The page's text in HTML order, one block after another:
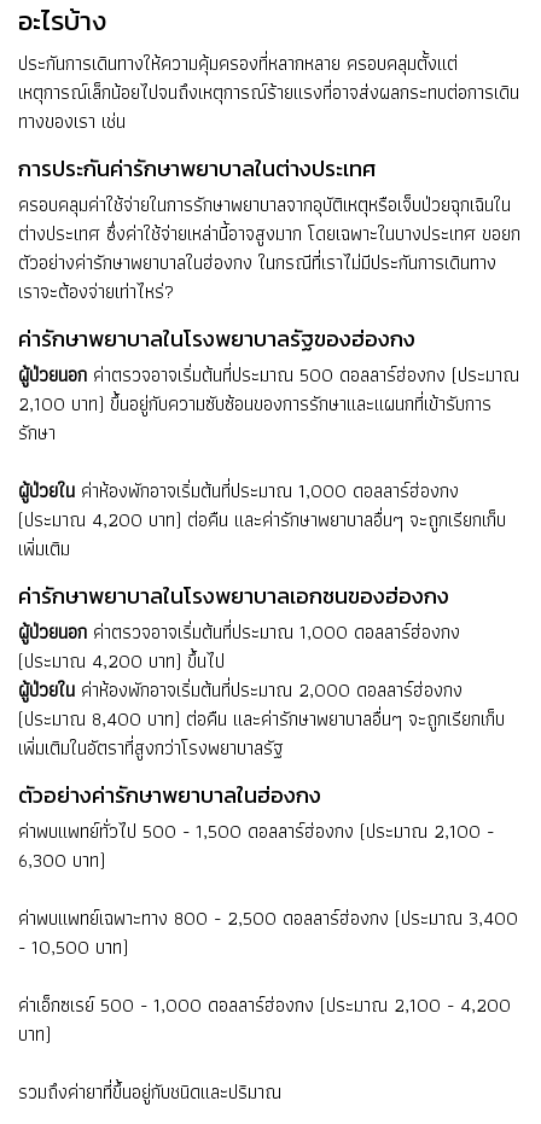
อะไรบ้าง
ประกันการเดินทางให้ความคุ้มครองที่หลากหลาย ครอบคลุมตั้งแต่
เหตุการณ์เล็กน้อยไปจนถึงเหตุการณ์ร้ายแรงที่อาจส่งผลกระทบต่อการเดิน
ทางของเรา เช่น
การประกันค่ารักษาพยาบาลในต่างประเทศ
ครอบคลุมค่าใช้จ่ายในการรักษาพยาบาลจากอุบัติเหตุหรือเจ็บป่วยฉุกเฉินใน
ต่างประเทศ ซึ่งค่าใช้จ่ายเหล่านี้อาจสูงมาก โดยเฉพาะในบางประเทศ ขอยก
ตัวอย่างค่ารักษาพยาบาลในฮ่องกง ในกรณีที่เราไม่มีประกันการเดินทาง
เราจะต้องจ่ายเท่าไหร่?
ค่ารักษาพยาบาลในโรงพยาบาลรัฐของฮ่องกง
ผู้ป่วยนอก ค่าตรวจอาจเริ่มต้นที่ประมาณ 500 ดอลลาร์ฮ่องกง (ประมาณ
2,100 บาท) ขึ้นอยู่กับความซับซ้อนของการรักษาและแผนกที่เข้ารับการ
รักษา
ผู้ป่วยใน ค่าห้องพักอาจเริ่มต้นที่ประมาณ 1,000 ดอลลาร์ฮ่องกง
(ประมาณ 4,200 บาท) ต่อคืน และค่ารักษาพยาบาลอื่นๆ จะถูกเรียกเก็บ
เพิ่มเติม
ค่ารักษาพยาบาลในโรงพยาบาลเอกชนของฮ่องกง
ผู้ป่วยนอก ค่าตรวจอาจเริ่มต้นที่ประมาณ 1,000 ดอลลาร์ฮ่องกง
(ประมาณ 4,200 บาท) ขึ้นไป
ผู้ป่วยใน ค่าห้องพักอาจเริ่มต้นที่ประมาณ 2,000 ดอลลาร์ฮ่องกง
(ประมาณ 8,400 บาท) ต่อคืน และค่ารักษาพยาบาลอื่นๆ จะถูกเรียกเก็บ
เพิ่มเติมในอัตราที่สูงกว่าโรงพยาบาลรัฐ
ตัวอย่างค่ารักษาพยาบาลในฮ่องกง
ค่าพบแพทย์ทั่วไป 500 - 1,500 ดอลลาร์ฮ่องกง (ประมาณ 2,100 -
6,300 บาท)
ค่าพบแพทย์เฉพาะทาง 800 - 2,500 ดอลลาร์ฮ่องกง (ประมาณ 3,400
- 10,500 บาท)
ค่าเอ็กซเรย์ 500 - 1,000 ดอลลาร์ฮ่องกง (ประมาณ 2,100 - 4,200
บาท)
รวมถึงค่ายาที่ขึ้นอยู่กับชนิดและปริมาณ